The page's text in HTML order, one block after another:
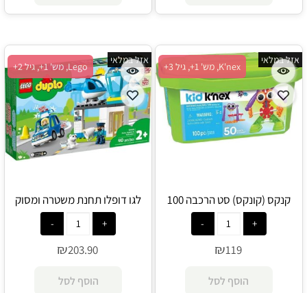
K'nex, מש' 1+, גיל 3+
אזל במלאי
קנקס (קונקס) סט הרכבה 100
חלקים - K'nex
₪119
הוסף לסל
Lego, מש' 1+, גיל 2+
אזל במלאי
לגו דופלו תחנת משטרה ומסוק
10959 - Lego
₪203.90
הוסף לסל